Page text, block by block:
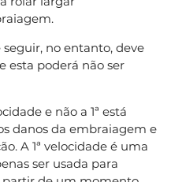
seguir, no entanto, deve
esta poderá não ser
e não a 1ª está
danos da embraiagem e
A 1ª velocidade é uma
ser usada para